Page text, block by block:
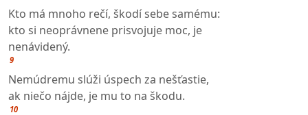
Kto má mnoho rečí, škodí sebe samému:
kto si neoprávnene prisvojuje moc, je
nenávidený.
9
Nemúdremu slúži úspech za nešťastie,
ak niečo nájde, je mu to na škodu.
10